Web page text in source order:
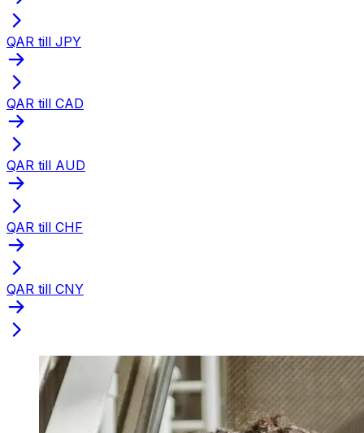
QAR till JPY
QAR till CAD
QAR till AUD
QAR till CHF
QAR till CNY